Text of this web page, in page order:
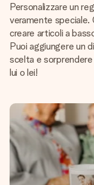
Personalizzare un
veramente speciale.
creare articoli a
Puoi aggiungere un
scelta e
lui o lei!